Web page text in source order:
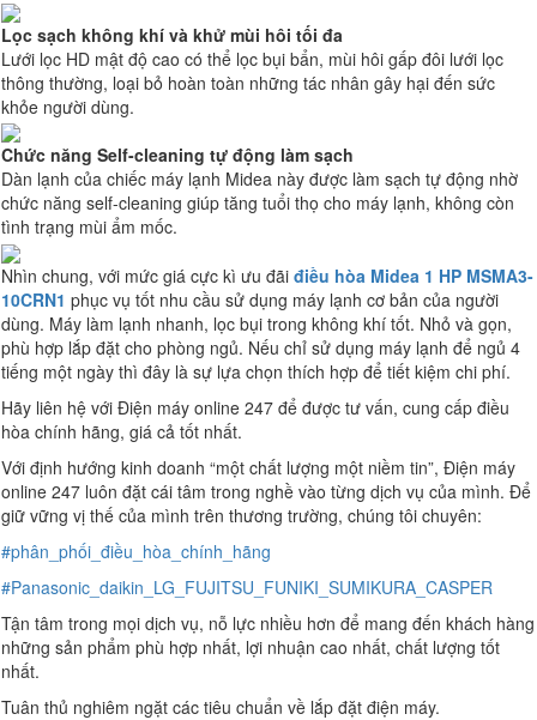
Lọc sạch không khí và khử mùi hôi tối đa
Lưới lọc HD mật độ cao có thể lọc bụi bẩn, mùi hôi gấp đôi lưới lọc
thông thường, loại bỏ hoàn toàn những tác nhân gây hại đến sức
khỏe người dùng.
Chức năng Self-cleaning tự động làm sạch
Dàn lạnh của chiếc máy lạnh Midea này được làm sạch tự động nhờ
chức năng self-cleaning giúp tăng tuổi thọ cho máy lạnh, không còn
tình trạng mùi ẩm mốc.
Nhìn chung, với mức giá cực kì ưu đãi điều hòa Midea 1 HP MSMA3-
10CRN1 phục vụ tốt nhu cầu sử dụng máy lạnh cơ bản của người
dùng. Máy làm lạnh nhanh, lọc bụi trong không khí tốt. Nhỏ và gọn,
phù hợp lắp đặt cho phòng ngủ. Nếu chỉ sử dụng máy lạnh để ngủ 4
tiếng một ngày thì đây là sự lựa chọn thích hợp để tiết kiệm chi phí.
Hãy liên hệ với Điện máy online 247 để được tư vấn, cung cấp điều
hòa chính hãng, giá cả tốt nhất.
Với định hướng kinh doanh “một chất lượng một niềm tin”, Điện máy
online 247 luôn đặt cái tâm trong nghề vào từng dịch vụ của mình. Để
giữ vững vị thế của mình trên thương trường, chúng tôi chuyên:
#phân_phối_điều_hòa_chính_hãng
#Panasonic_daikin_LG_FUJITSU_FUNIKI_SUMIKURA_CASPER
Tận tâm trong mọi dịch vụ, nỗ lực nhiều hơn để mang đến khách hàng
những sản phẩm phù hợp nhất, lợi nhuận cao nhất, chất lượng tốt
nhất.
Tuân thủ nghiêm ngặt các tiêu chuẩn về lắp đặt điện máy.